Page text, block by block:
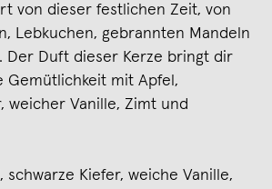
von dieser festlichen Zeit, von
Lebkuchen, gebrannten Mandeln
Der Duft dieser Kerze bringt dir
Gemütlichkeit mit Apfel,
weicher Vanille, Zimt und
schwarze Kiefer, weiche Vanille,